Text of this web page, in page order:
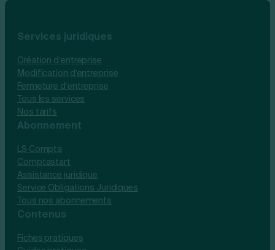
Services juridiques
Création d’entreprise
Modification d’entreprise
Fermeture d’entreprise
Tous les services
Nos tarifs
Abonnement
LS Compta
Comptastart
Assistance juridique
Service Obligations Juridiques
Tous nos abonnements
Contenus
Fiches pratiques